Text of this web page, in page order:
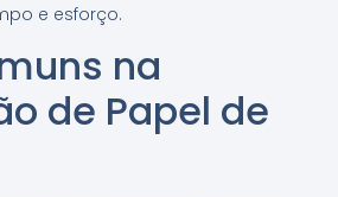
e esforço.
na
de Papel de